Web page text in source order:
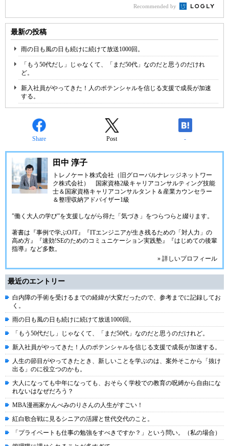
Recommended by
最新の投稿
雨の日も風の日も続けに続けて放送1000回。
「もう50代だし」じゃなくて、「まだ50代」なのだと思うのだけれ
ど。
新入社員がやってきた！人のポテンシャルを信じる支援で成長が加速
する。
Share Post -
田中 淳子
トレノケート株式会社（旧グローバルナレッジネットワー
ク株式会社）
国家資格2級キャリアコンサルティング技能
士＆国家資格キャリアコンサルタント＆産業カウンセラー
＆整理収納アドバイザー1級
”働く大人の学び”を支援しながら得た「気づき」をつらつらと綴ります。
著書は『事例で学ぶOJT』『ITエンジニアが生き残るための「対人力」の
高め方』『速効!SEのためのコミュニケーション実践塾』『はじめての後輩
指導』など多数。
» 詳しいプロフィール
最近のエントリー
白内障の手術を受けるまでの経緯が大変だったので、参考までに記録してお
く。
雨の日も風の日も続けに続けて放送1000回。
「もう50代だし」じゃなくて、「まだ50代」なのだと思うのだけれど。
新入社員がやってきた！人のポテンシャルを信じる支援で成長が加速する。
人生の節目がやってきたとき、新しいことを学ぶのは、案外そこから「抜け
出る」のに役立つのかも。
大人になっても中年になっても、おそらく学校での教育の呪縛から自由にな
れないはなぜだろう？
MBA漫画家かんべみのりさんの人生がすごい！
紅白歌合戦に見るシニアの活躍と世代交代のこと。
「プライベートも仕事の勉強をすべきですか？」という問い。（私の場合）